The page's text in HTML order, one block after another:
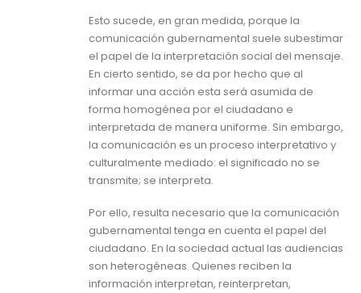
Esto sucede, en gran medida, porque la
comunicación gubernamental suele subestimar
el papel de la interpretación social del mensaje.
En cierto sentido, se da por hecho que al
informar una acción esta será asumida de
forma homogénea por el ciudadano e
interpretada de manera uniforme. Sin embargo,
la comunicación es un proceso interpretativo y
culturalmente mediado: el significado no se
transmite; se interpreta.
Por ello, resulta necesario que la comunicación
gubernamental tenga en cuenta el papel del
ciudadano. En la sociedad actual las audiencias
son heterogéneas. Quienes reciben la
información interpretan, reinterpretan,